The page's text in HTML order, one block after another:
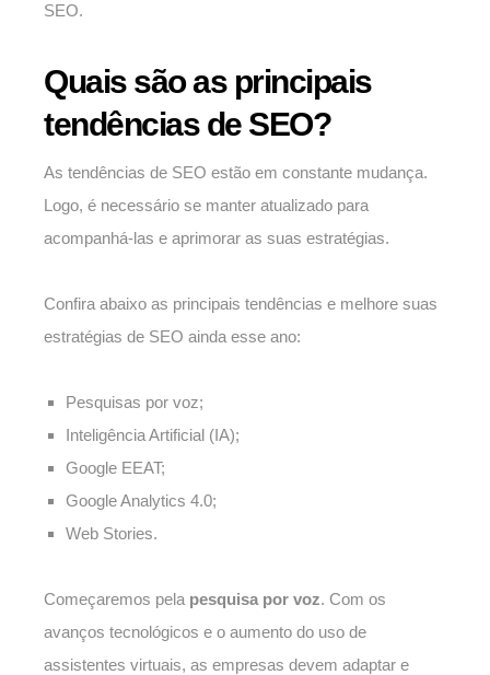
SEO.
Quais são as principais
tendências de SEO?
As tendências de SEO estão em constante mudança.
Logo, é necessário se manter atualizado para
acompanhá-las e aprimorar as suas estratégias.
Confira abaixo as principais tendências e melhore suas
estratégias de SEO ainda esse ano:
Pesquisas por voz;
Inteligência Artificial (IA);
Google EEAT;
Google Analytics 4.0;
Web Stories.
Começaremos pela pesquisa por voz. Com os
avanços tecnológicos e o aumento do uso de
assistentes virtuais, as empresas devem adaptar e